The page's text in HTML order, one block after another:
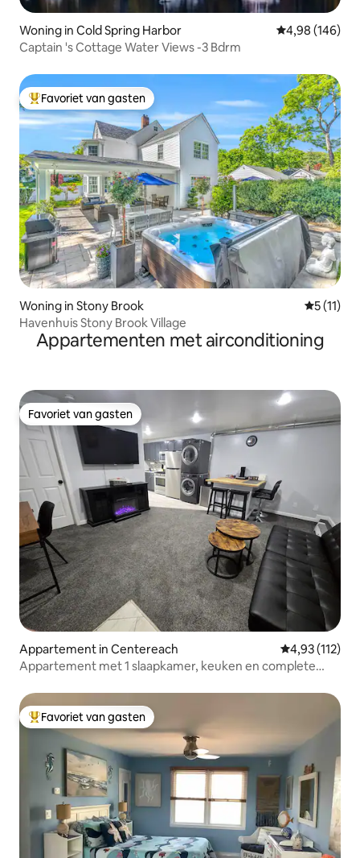
Woning in Cold Spring Harbor Gemiddelde
4,98 (146)
Captain 's Cottage Water Views -3 Bdrm
Topfavoriet van gasten
Favoriet van gasten
Woning in Stony Brook
5 (11)
Havenhuis Stony Brook Village
Appartementen met airconditioning
Favoriet van gasten
Favoriet van gasten
Appartement in Centereach Gemiddelde
4,93 (112)
Appartement met 1 slaapkamer, keuken en complete
Topfavoriet van gasten
Favoriet van gasten